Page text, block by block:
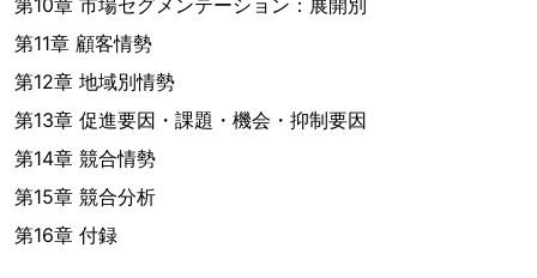
第10章 市場セグメンテーション：展開別
第11章 顧客情勢
第12章 地域別情勢
第13章 促進要因・課題・機会・抑制要因
第14章 競合情勢
第15章 競合分析
第16章 付録